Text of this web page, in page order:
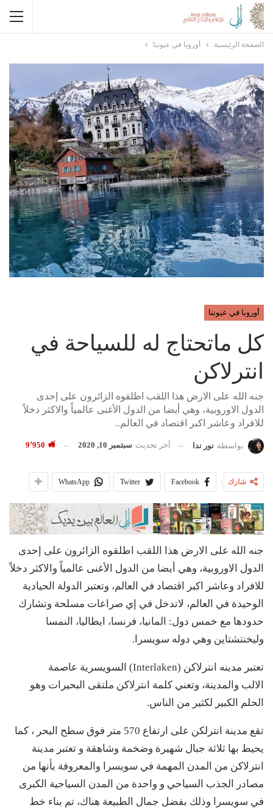
الصفحة الرئيسية أوروبا في عيوننا
أوروبا في عيوننا
كل ماتحتاج له للسياحة في
انترلاكن
جنه الله على الارض هذا اللقب اطلقوه الزائرون على إحدى
الدول الاوروبية، وهي أيضا من الدول الأغنى عالمياً والاكثر دخلاً
للافراد وعاشر اكبر اقتصاد في العالم..
بواسطة نور ندا آخر تحديث سبتمبر 10, 2020
شارك Facebook
Twitter
WhatsApp
جنه الله على الارض هذا اللقب اطلقوه الزائرون على إحدى
الدول الاوروبية، وهي أيضا من الدول الأغنى عالمياً والاكثر دخلاً
للافراد وعاشر اكبر اقتصاد في العالم، وتعتبر الدولة الحيادية
الوحيدة في العالم، لاتدخل في إي صراعات مسلحة وتشارك
حدودها مع خمس دول: المانيا، فرنسا، ايطاليا، النمسا
وليخنتشتاين وهي دوله سويسرا.
تعتبر مدينه انترلاكن (Interlaken) السويسرية عاصمة
الالب والمدينة، وتعني كلمة انترلاكن ملتقى البحيرات وهو
الحلم الكبير لكثير من الناس.
تقع مدينة انترلكن على ارتفاع 570 متر فوق سطح البحر ، كما
يحيط بها ثلاثة جبال شهيرة وضخمة وشاهقة و تعتبر مدينة
انترلاكن من المدن المهمة في سويسرا والمعروفة بأنها من
مصادر الجذب السياحي و واحدة من المدن السياحية الكبرى
في سويسرا وذلك بفضل جمال الطبيعة هناك، تم بناء خط